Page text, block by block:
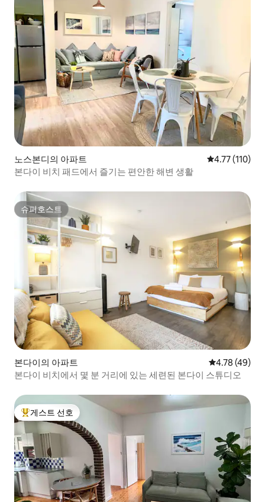
노스본디의 아파트 평점 4.77점(5
4.77 (110)
본다이 비치 패드에서 즐기는 편안한 해변 생활
슈퍼호스트
슈퍼호스트
본다이의 아파트 평점 4.78점
4.78 (49)
본다이 비치에서 몇 분 거리에 있는 세련된 본다이 스튜디오
상위 게스트 선호
게스트 선호